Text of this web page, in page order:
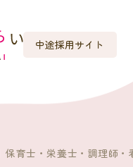
中途採用サイト
保育士・栄養士・調理師・